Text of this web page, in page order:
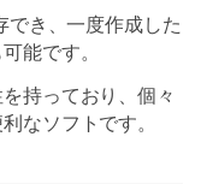
でき、一度作成した
能です。
持っており、個々
なソフトです。